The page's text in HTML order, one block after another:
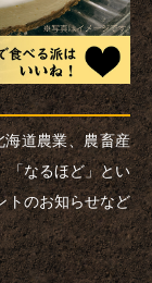
海道農業、農畜産
「なるほど」とい
トのお知らせなど